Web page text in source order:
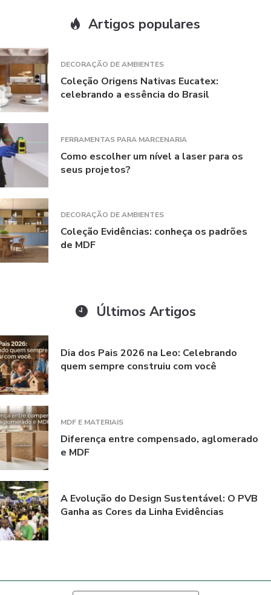
Artigos populares
DECORAÇÃO DE AMBIENTES
Coleção Origens Nativas Eucatex:
celebrando a essência do Brasil
FERRAMENTAS PARA MARCENARIA
Como escolher um nível a laser para os
seus projetos?
DECORAÇÃO DE AMBIENTES
Coleção Evidências: conheça os padrões
de MDF
Últimos Artigos
Dia dos Pais 2026 na Leo: Celebrando
quem sempre construiu com você
MDF E MATERIAIS
Diferença entre compensado, aglomerado
e MDF
A Evolução do Design Sustentável: O PVB
Ganha as Cores da Linha Evidências